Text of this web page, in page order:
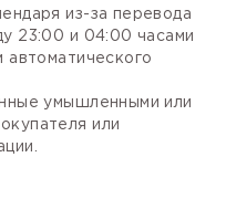
из-за перевода
23:00 и 04:00 часами
автоматического
умышленными или
или